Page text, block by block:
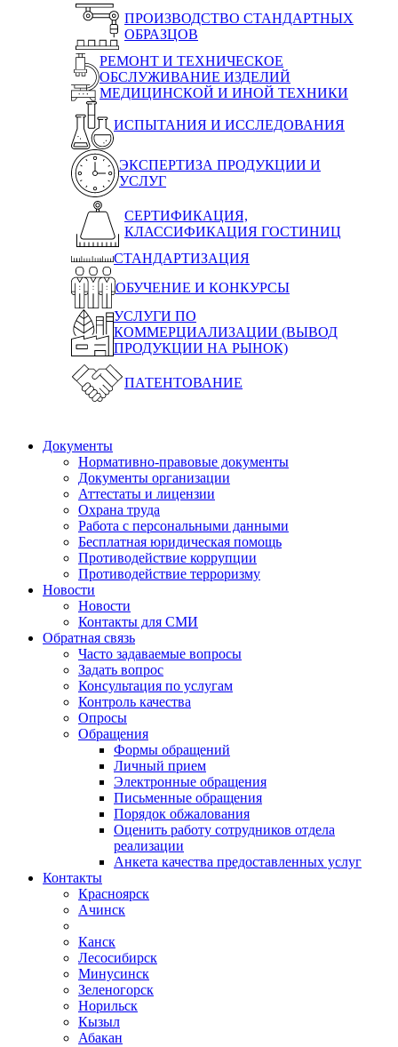
ПРОИЗВОДСТВО СТАНДАРТНЫХ
ОБРАЗЦОВ
РЕМОНТ И ТЕХНИЧЕСКОЕ
ОБСЛУЖИВАНИЕ ИЗДЕЛИЙ
МЕДИЦИНСКОЙ И ИНОЙ ТЕХНИКИ
ИСПЫТАНИЯ И ИССЛЕДОВАНИЯ
ЭКСПЕРТИЗА ПРОДУКЦИИ И
УСЛУГ
СЕРТИФИКАЦИЯ,
КЛАССИФИКАЦИЯ ГОСТИНИЦ
СТАНДАРТИЗАЦИЯ
ОБУЧЕНИЕ И КОНКУРСЫ
УСЛУГИ ПО
КОММЕРЦИАЛИЗАЦИИ (ВЫВОД
ПРОДУКЦИИ НА РЫНОК)
ПАТЕНТОВАНИЕ
Документы
Нормативно-правовые документы
Документы организации
Аттестаты и лицензии
Охрана труда
Работа с персональными данными
Бесплатная юридическая помощь
Противодействие коррупции
Противодействие терроризму
Новости
Новости
Контакты для СМИ
Обратная связь
Часто задаваемые вопросы
Задать вопрос
Консультация по услугам
Контроль качества
Опросы
Обращения
Формы обращений
Личный прием
Электронные обращения
Письменные обращения
Порядок обжалования
Оценить работу сотрудников отдела
реализации
Анкета качества предоставленных услуг
Контакты
Красноярск
Ачинск
Канск
Лесосибирск
Минусинск
Зеленогорск
Норильск
Кызыл
Абакан